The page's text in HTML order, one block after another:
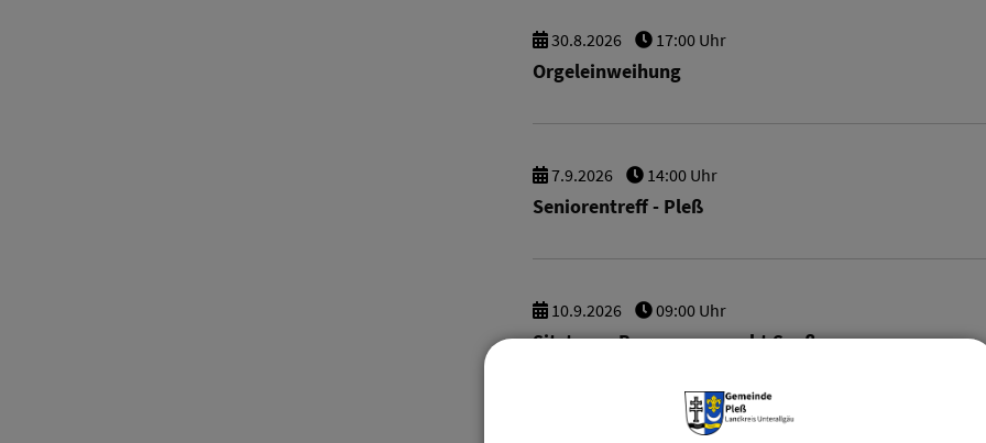
30.8.2026 17:00 Uhr
Orgeleinweihung
7.9.2026 14:00 Uhr
Seniorentreff - Pleß
10.9.2026 09:00 Uhr
Sitztanz - Bewegung macht Spaß